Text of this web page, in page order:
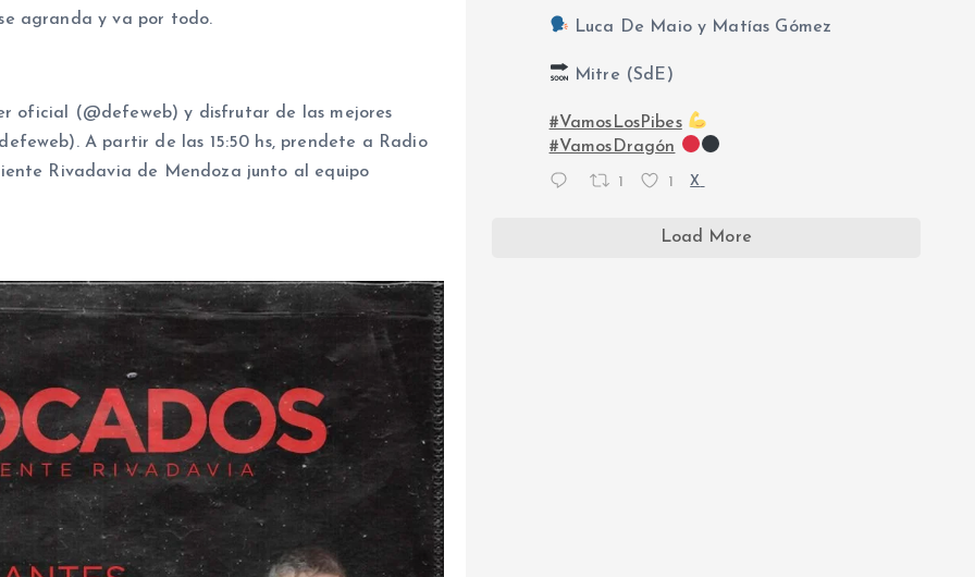
agranda y va por todo.
oficial (@defeweb) y disfrutar de las mejores
A partir de las 15:50 hs, prendete a Radio
Rivadavia de Mendoza junto al equipo
Luca De Maio y Matías Gómez
Mitre (SdE)
#VamosLosPibes
#VamosDragón
1 1 X
Load More